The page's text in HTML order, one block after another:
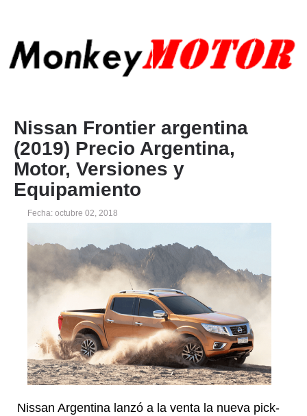
Nissan Frontier argentina
(2019) Precio Argentina,
Motor, Versiones y
Equipamiento
Fecha: octubre 02, 2018
Nissan Argentina lanzó a la venta la nueva pick-